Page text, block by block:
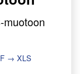
muotoon
→ XLS